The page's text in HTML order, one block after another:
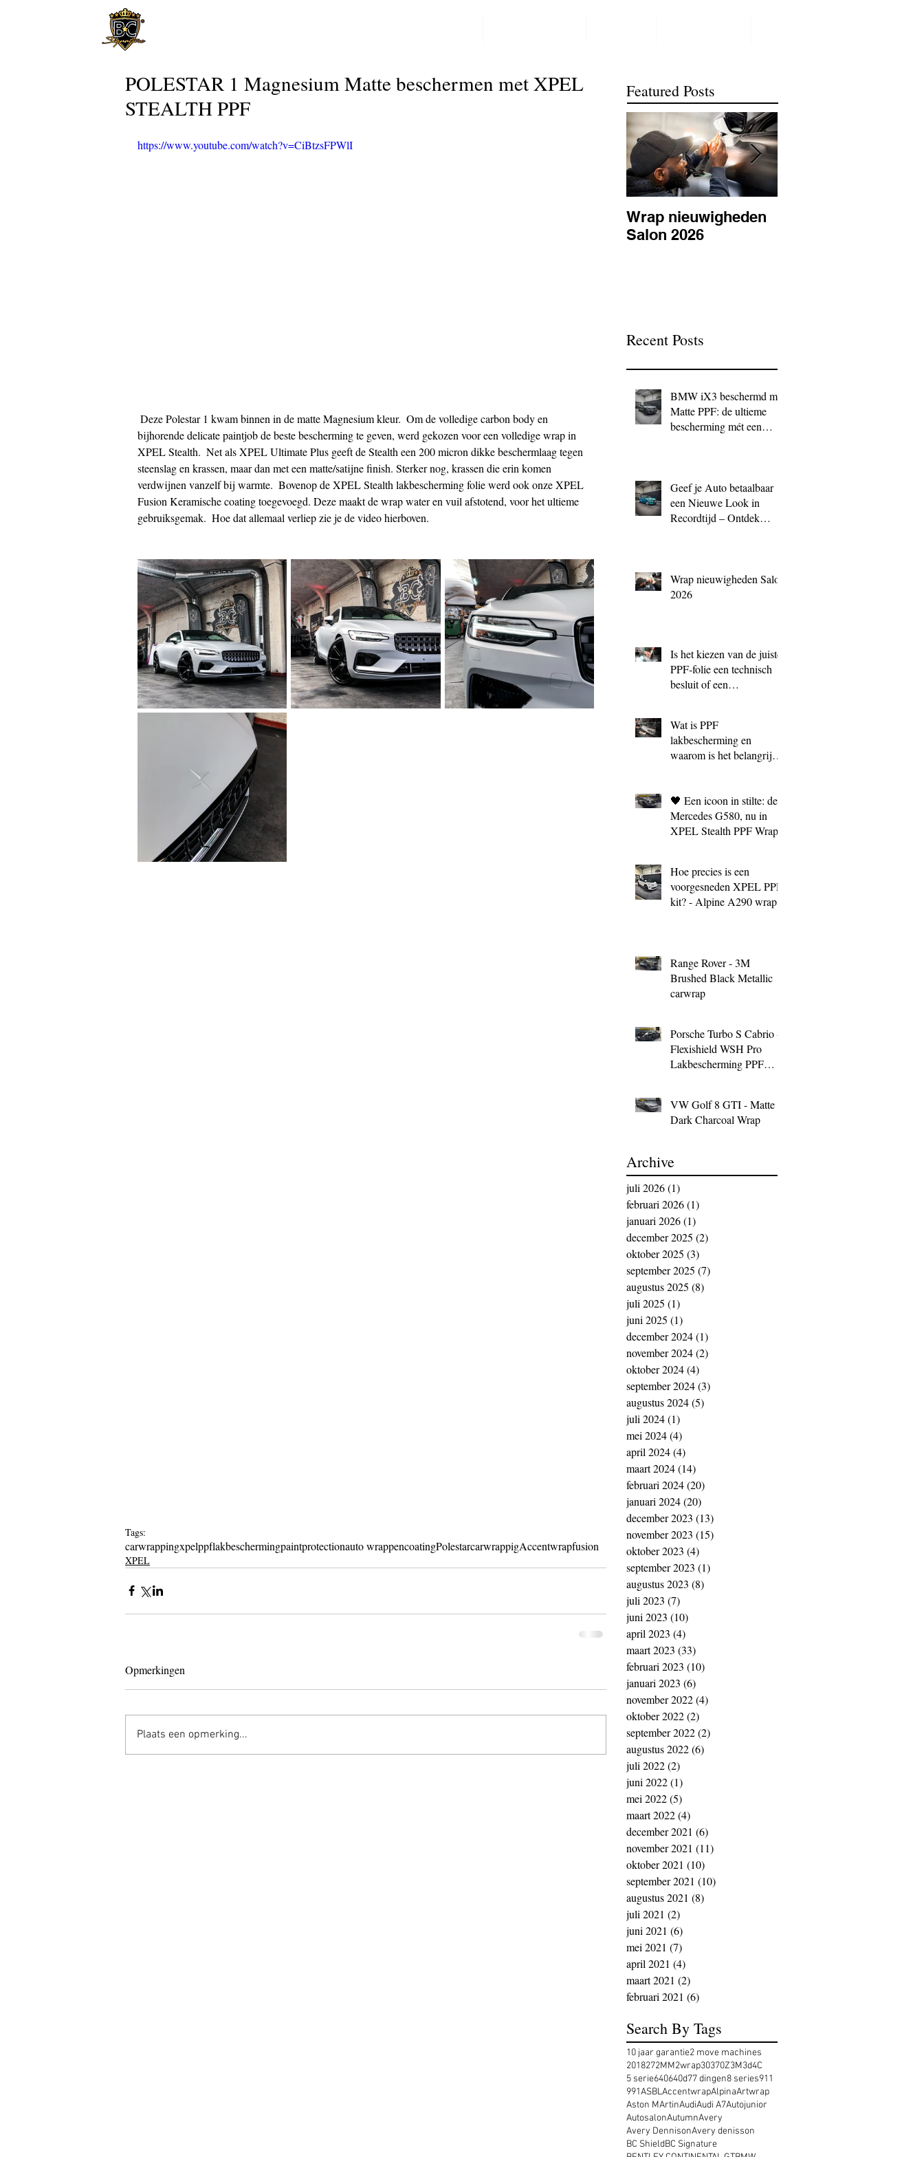
POLESTAR 1 Magnesium Matte beschermen met XPEL
STEALTH PPF
https://www.youtube.com/watch?v=CiBtzsFPWlI
bijhorende delicate paintjob de beste bescherming te geven, werd gekozen voor een volledige wrap in
XPEL Stealth.  Net als XPEL Ultimate Plus geeft de Stealth een 200 micron dikke beschermlaag tegen
steenslag en krassen, maar dan met een matte/satijne finish. Sterker nog, krassen die erin komen
verdwijnen vanzelf bij warmte.  Bovenop de XPEL Stealth lakbescherming folie werd ook onze XPEL
Fusion Keramische coating toegevoegd. Deze maakt de wrap water en vuil afstotend, voor het ultieme
gebruiksgemak.  Hoe dat allemaal verliep zie je de video hierboven.
Tags:
carwrappingxpelppflakbeschermingpaintprotectionauto wrappencoatingPolestarcarwrappigAccentwrapfusion
XPEL
Opmerkingen
Plaats een opmerking...
Featured Posts
Wrap nieuwigheden
Salon 2026
Recent Posts
BMW iX3 beschermd met
Matte PPF: de ultieme
bescherming mét een
Geef je Auto betaalbaar
een Nieuwe Look in
Recordtijd – Ontdek
Wrap nieuwigheden Salon
2026
Is het kiezen van de juiste
PPF‑folie een technisch
besluit of een
Wat is PPF
lakbescherming en
waarom is het belangrijk?
🖤 Een icoon in stilte: de
Mercedes G580, nu in
XPEL Stealth PPF Wrap
Hoe precies is een
voorgesneden XPEL PPF
kit? - Alpine A290 wrap
Range Rover - 3M
Brushed Black Metallic
carwrap
Porsche Turbo S Cabrio -
Flexishield WSH Pro
Lakbescherming PPF
VW Golf 8 GTI - Matte
Dark Charcoal Wrap
Archive
juli 2026(1)
februari 2026(1)
januari 2026(1)
december 2025 (2)
oktober 2025 (3)
september 2025 (7)
augustus 2025 (8)
juli 2025 (1)
juni 2025 (1)
december 2024(1)
november 2024(2)
oktober 2024(4)
september 2024(3)
augustus 2024(5)
juli 2024(1)
mei 2024(4)
april 2024(4)
maart 2024(14)
februari 2024(20)
januari 2024(20)
december 2023 (13)
november 2023 (15)
oktober 2023 (4)
september 2023 (1)
augustus 2023 (8)
juli 2023 (7)
juni 2023 (10)
april 2023 (4)
maart 2023 (33)
februari 2023 (10)
januari 2023 (6)
november 2022(4)
oktober 2022(2)
september 2022(2)
augustus 2022(6)
juli 2022(2)
juni 2022(1)
mei 2022(5)
maart 2022(4)
december 2021 (6)
november 2021 (11)
oktober 2021 (10)
september 2021 (10)
augustus 2021 (8)
juli 2021 (2)
juni 2021 (6)
mei 2021 (7)
april 2021 (4)
maart 2021 (2)
februari 2021 (6)
Search By Tags
10 jaar garantie2 move machines
2018272MM2wrap30370Z3M3d4C
5 serie640640d77 dingen8 series911
991ASBLAccentwrapAlpinaArtwrap
Aston MArtinAudiAudi A7Autojunior
AutosalonAutumnAvery
Avery DennisonAvery denisson
BC ShieldBC Signature